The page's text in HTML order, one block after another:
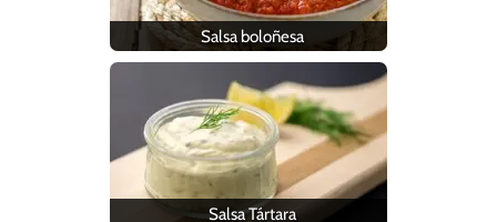
Salsa boloñesa
Salsa Tártara